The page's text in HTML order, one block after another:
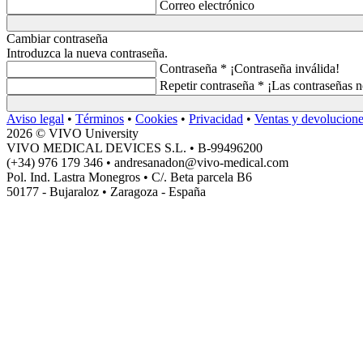
Correo electrónico
Cambiar contraseña
Introduzca la nueva contraseña.
Contraseña * ¡Contraseña inválida!
Repetir contraseña * ¡Las contraseñas
Aviso legal • Términos • Cookies • Privacidad • Ventas y
2026 © VIVO University
VIVO MEDICAL DEVICES S.L. • B-99496200
(+34) 976 179 346 • andresanadon@vivo-medical.com
Pol. Ind. Lastra Monegros • C/. Beta parcela B6
50177 - Bujaraloz • Zaragoza - España